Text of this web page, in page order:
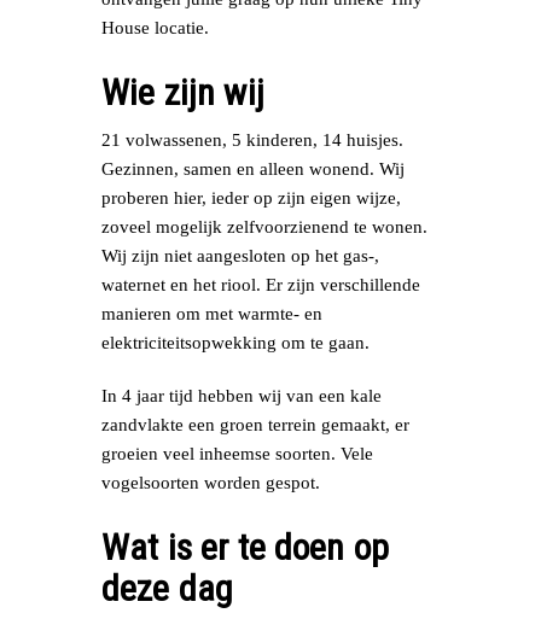
House locatie.
Wie zijn wij
21 volwassenen, 5 kinderen, 14 huisjes.
Gezinnen, samen en alleen wonend. Wij
proberen hier, ieder op zijn eigen wijze,
zoveel mogelijk zelfvoorzienend te wonen.
Wij zijn niet aangesloten op het gas-,
waternet en het riool. Er zijn verschillende
manieren om met warmte- en
elektriciteitsopwekking om te gaan.
In 4 jaar tijd hebben wij van een kale
zandvlakte een groen terrein gemaakt, er
groeien veel inheemse soorten. Vele
vogelsoorten worden gespot.
Wat is er te doen op
deze dag